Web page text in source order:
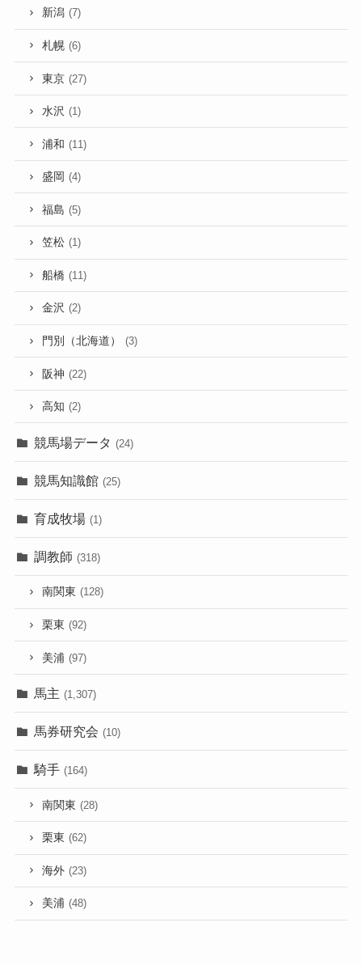
新潟 (7)
札幌 (6)
東京 (27)
水沢 (1)
浦和 (11)
盛岡 (4)
福島 (5)
笠松 (1)
船橋 (11)
金沢 (2)
門別（北海道） (3)
阪神 (22)
高知 (2)
競馬場データ (24)
競馬知識館 (25)
育成牧場 (1)
調教師 (318)
南関東 (128)
栗東 (92)
美浦 (97)
馬主 (1,307)
馬券研究会 (10)
騎手 (164)
南関東 (28)
栗東 (62)
海外 (23)
美浦 (48)